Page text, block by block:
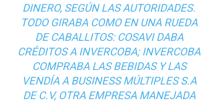
DINERO, SEGÚN LAS AUTORIDADES.
TODO GIRABA COMO EN UNA RUEDA
DE CABALLITOS: COSAVI DABA
CRÉDITOS A INVERCOBA; INVERCOBA
COMPRABA LAS BEBIDAS Y LAS
VENDÍA A BUSINESS MÚLTIPLES S.A
DE C.V, OTRA EMPRESA MANEJADA